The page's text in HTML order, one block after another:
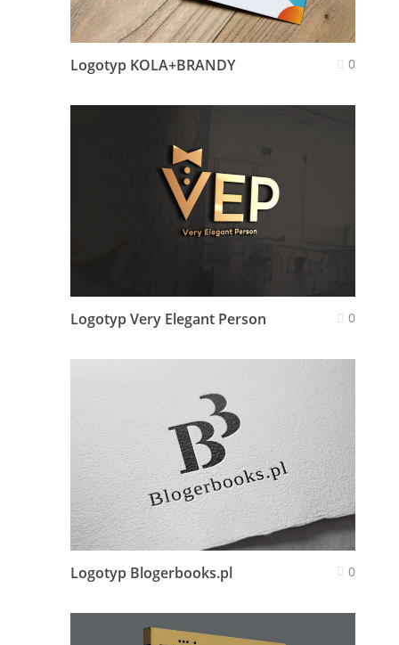
Logotyp KOLA+BRANDY 0
Logotyp Very Elegant Person 0
Logotyp Blogerbooks.pl 0